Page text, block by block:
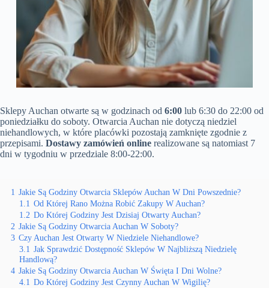
Sklepy Auchan otwarte są w godzinach od 6:00 lub 6:30 do 22:00 od
poniedziałku do soboty. Otwarcia Auchan nie dotyczą niedziel
niehandlowych, w które placówki pozostają zamknięte zgodnie z
przepisami. Dostawy zamówień online realizowane są natomiast 7
dni w tygodniu w przedziale 8:00-22:00.
1 Jakie Są Godziny Otwarcia Sklepów Auchan W Dni Powszednie?
1.1 Od Której Rano Można Robić Zakupy W Auchan?
1.2 Do Której Godziny Jest Dzisiaj Otwarty Auchan?
2 Jakie Są Godziny Otwarcia Auchan W Soboty?
3 Czy Auchan Jest Otwarty W Niedziele Niehandlowe?
3.1 Jak Sprawdzić Dostępność Sklepów W Najbliższą Niedzielę
Handlową?
4 Jakie Są Godziny Otwarcia Auchan W Święta I Dni Wolne?
4.1 Do Której Godziny Jest Czynny Auchan W Wigilię?